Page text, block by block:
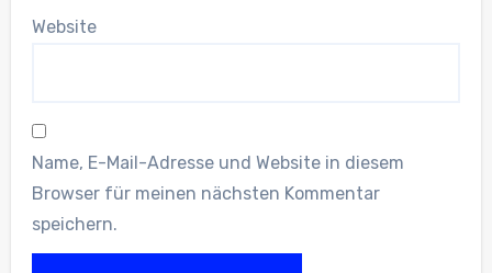
Website
Name, E-Mail-Adresse und Website in diesem
Browser für meinen nächsten Kommentar
speichern.